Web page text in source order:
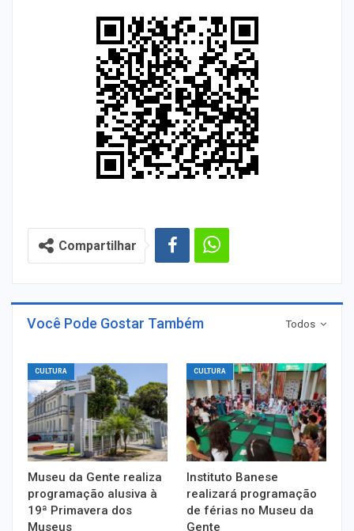
Compartilhar
Todos
Você Pode Gostar Também
CULTURA
Museu da Gente realiza
programação alusiva à
19ª Primavera dos
Museus
CULTURA
Instituto Banese
realizará programação
de férias no Museu da
Gente